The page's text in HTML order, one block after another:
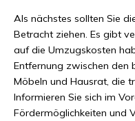
Als nächstes sollten Sie
Betracht ziehen. Es gibt
auf die Umzugskosten
Entfernung zwischen den
Möbeln und Hausrat, die
Informieren Sie sich im
Fördermöglichkeiten und